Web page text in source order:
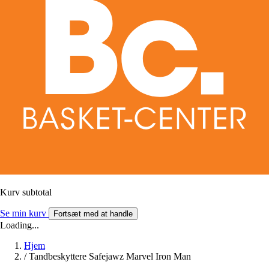
Kurv subtotal
Se min kurv Fortsæt med at handle
Loading...
Hjem
/ Tandbeskyttere Safejawz Marvel Iron Man